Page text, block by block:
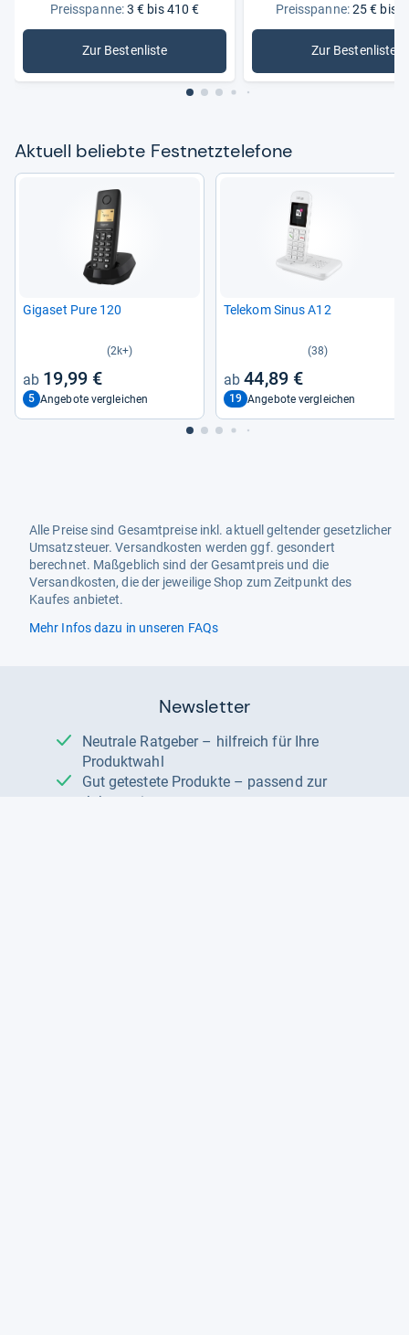
Preisspanne:3 € bis 410 €
Zur Bestenliste: Festnetztelefone
Preisspanne:25 € bis
Zur Bestenliste
:
Aktu­ell beliebte Fest­netz­te­le­fone
Giga­set Pure 120
(2k+)
19,99 €
5 Angebote vergleichen
Tele­kom Sinus A12
(38)
44,89 €
19 Angebote vergleichen
Alle Preise sind Gesamtpreise inkl. aktuell geltender gesetzlicher
Umsatzsteuer. Versandkosten werden ggf. gesondert
berechnet. Maßgeblich sind der Gesamtpreis und die
Versandkosten, die der jeweilige Shop zum Zeitpunkt des
Kaufes anbietet.
Mehr Infos dazu in unseren FAQs
Newsletter
Neutrale Ratgeber – hilfreich für Ihre
Produktwahl
Gut getestete Produkte – passend zur
Jahreszeit